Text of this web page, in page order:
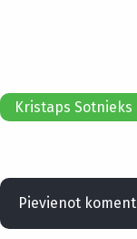
Kristaps Sotnieks
Pievienot